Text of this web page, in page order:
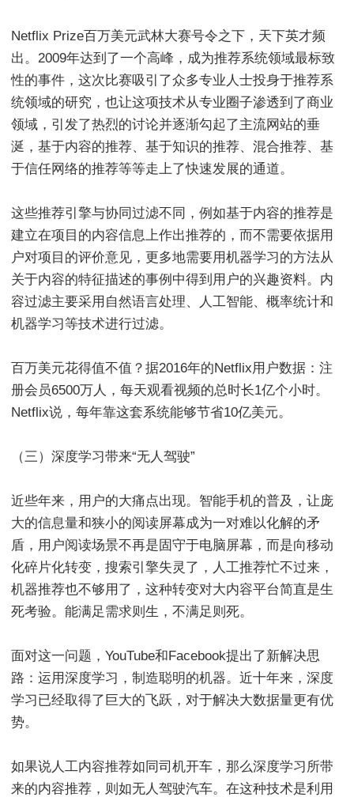
Netflix Prize百万美元武林大赛号令之下，天下英才频
出。2009年达到了一个高峰，成为推荐系统领域最标致
性的事件，这次比赛吸引了众多专业人士投身于推荐系
统领域的研究，也让这项技术从专业圈子渗透到了商业
领域，引发了热烈的讨论并逐渐勾起了主流网站的垂
涎，基于内容的推荐、基于知识的推荐、混合推荐、基
于信任网络的推荐等等走上了快速发展的通道。
这些推荐引擎与协同过滤不同，例如基于内容的推荐是
建立在项目的内容信息上作出推荐的，而不需要依据用
户对项目的评价意见，更多地需要用机器学习的方法从
关于内容的特征描述的事例中得到用户的兴趣资料。内
容过滤主要采用自然语言处理、人工智能、概率统计和
机器学习等技术进行过滤。
百万美元花得值不值？据2016年的Netflix用户数据：注
册会员6500万人，每天观看视频的总时长1亿个小时。
Netflix说，每年靠这套系统能够节省10亿美元。
（三）深度学习带来“无人驾驶”
近些年来，用户的大痛点出现。智能手机的普及，让庞
大的信息量和狭小的阅读屏幕成为一对难以化解的矛
盾，用户阅读场景不再是固守于电脑屏幕，而是向移动
化碎片化转变，搜索引擎失灵了，人工推荐忙不过来，
机器推荐也不够用了，这种转变对大内容平台简直是生
死考验。能满足需求则生，不满足则死。
面对这一问题，YouTube和Facebook提出了新解决思
路：运用深度学习，制造聪明的机器。近十年来，深度
学习已经取得了巨大的飞跃，对于解决大数据量更有优
势。
如果说人工内容推荐如同司机开车，那么深度学习所带
来的内容推荐，则如无人驾驶汽车。在这种技术是利用